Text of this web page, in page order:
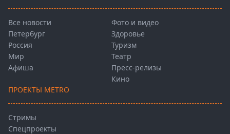
Все новости
Петербург
Россия
Мир
Афиша
Фото и видео
Здоровье
Туризм
Театр
Пресс-релизы
Кино
ПРОЕКТЫ METRO
Стримы
Спецпроекты